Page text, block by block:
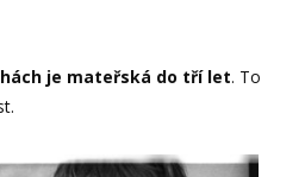
je mateřská do tří let. To